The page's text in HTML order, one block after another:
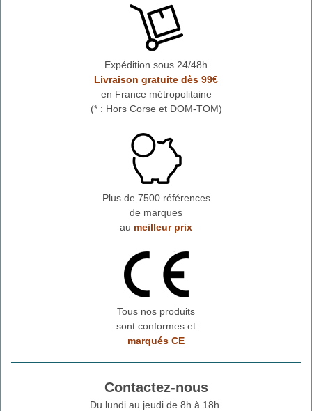
Expédition sous 24/48h
Livraison gratuite dès 99€
en France métropolitaine
(* : Hors Corse et DOM-TOM)
Plus de 7500 références
de marques
au meilleur prix
Tous nos produits
sont conformes et
marqués CE
Contactez-nous
Du lundi au jeudi de 8h à 18h.